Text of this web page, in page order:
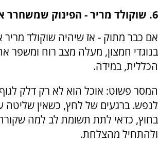
6. שוקולד מריר - הפינוק שמשחרר אנדורפינים
אם כבר מתוק - אז שיהיה שוקולד מריר
בנוגדי חמצון, מעלה מצב רוח ומשפר
הכללית, במידה.
המסר פשוט: אוכל הוא לא רק דלק
לנפש. ברגעים של לחץ, כשאין
בחוץ, כדאי לתת תשומת לב למה
ולהתחיל מהצלחת.